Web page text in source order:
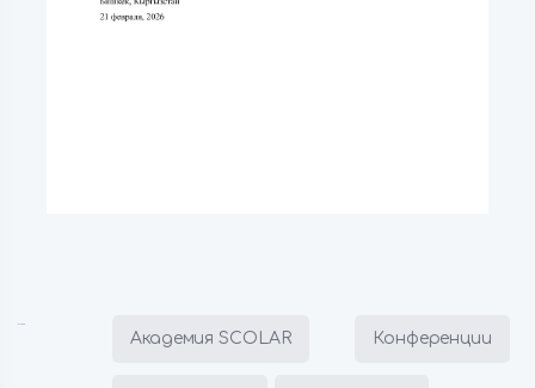
Академия SCOLAR Конференции